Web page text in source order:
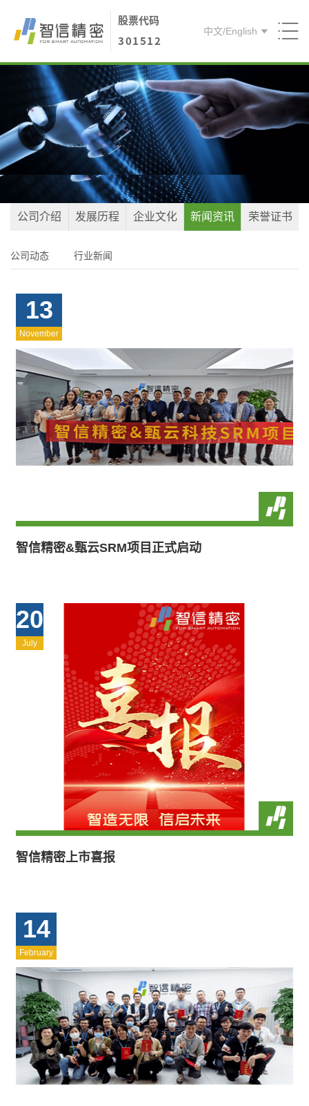
股票代码
301512
中文/English
首页
关于智信
产品方案
人才引进
公司介绍 发展历程 企业文化 新闻资讯 荣誉证书
公司动态 行业新闻
13
November
智信精密&甄云SRM项目正式启动
20
July
智信精密上市喜报
14
February